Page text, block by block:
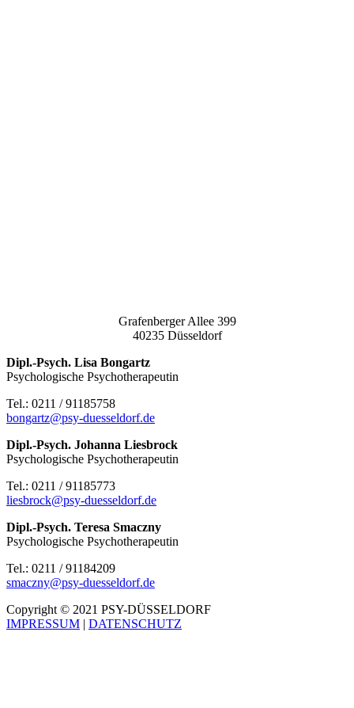
Grafenberger Allee 399
40235 Düsseldorf
Dipl.-Psych. Lisa Bongartz
Psychologische Psychotherapeutin
Tel.: 0211 / 91185758
bongartz@psy-duesseldorf.de
Dipl.-Psych. Johanna Liesbrock
Psychologische Psychotherapeutin
Tel.: 0211 / 91185773
liesbrock@psy-duesseldorf.de
Dipl.-Psych. Teresa Smaczny
Psychologische Psychotherapeutin
Tel.: 0211 / 91184209
smaczny@psy-duesseldorf.de
Copyright © 2021 PSY-DÜSSELDORF
IMPRESSUM | DATENSCHUTZ